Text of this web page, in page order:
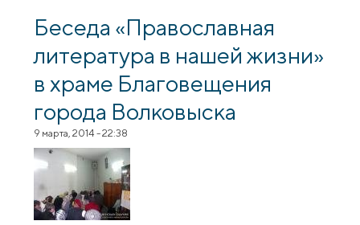
Беседа «Православная
литература в нашей жизни»
в храме Благовещения
города Волковыска
9 марта, 2014 - 22:38